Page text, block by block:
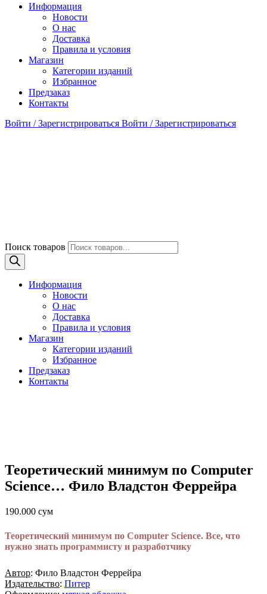
Информация
Новости
О нас
Доставка
Правила и условия
Магазин
Категории изданий
Избранное
Предзаказ
Контакты
Войти / Зарегистрироваться Войти / Зарегистрироваться
Поиск товаров
Информация
Новости
О нас
Доставка
Правила и условия
Магазин
Категории изданий
Избранное
Предзаказ
Контакты
Теоретический минимум по Computer
Science… Фило Владстон Феррейра
190.000 сум
Теоретический минимум по Computer Science. Все, что
нужно знать программисту и разработчику
Автор: Фило Владстон Феррейра
Издательство: Питер